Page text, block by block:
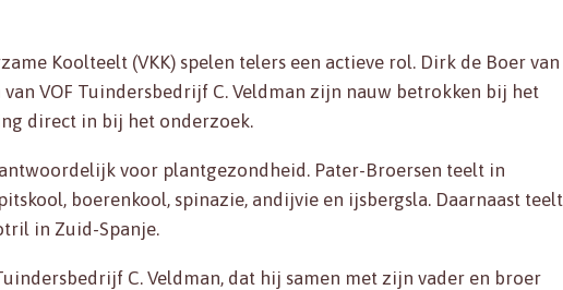
Koolteelt (VKK) spelen telers een actieve rol. Dirk de Boer van
VOF Tuindersbedrijf C. Veldman zijn nauw betrokken bij het
direct in bij het onderzoek.
voor plantgezondheid. Pater-Broersen teelt in
boerenkool, spinazie, andijvie en ijsbergsla. Daarnaast teelt
in Zuid-Spanje.
C. Veldman, dat hij samen met zijn vader en broer